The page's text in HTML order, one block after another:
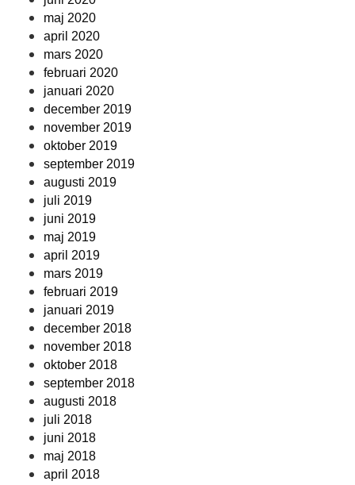
maj 2020
april 2020
mars 2020
februari 2020
januari 2020
december 2019
november 2019
oktober 2019
september 2019
augusti 2019
juli 2019
juni 2019
maj 2019
april 2019
mars 2019
februari 2019
januari 2019
december 2018
november 2018
oktober 2018
september 2018
augusti 2018
juli 2018
juni 2018
maj 2018
april 2018